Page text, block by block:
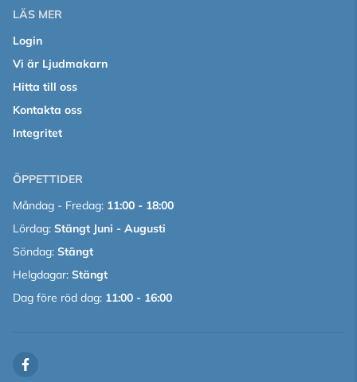
LÄS MER
Login
Vi är Ljudmakarn
Hitta till oss
Kontakta oss
Integritet
ÖPPETTIDER
Måndag - Fredag: 11:00 - 18:00
Lördag: Stängt Juni - Augusti
Söndag: Stängt
Helgdagar: Stängt
Dag före röd dag: 11:00 - 16:00